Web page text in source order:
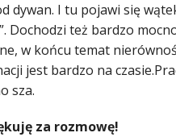
dywan. I tu pojawi się
Dochodzi też bardzo
w końcu temat
jest bardzo na
sza.
za rozmowę!